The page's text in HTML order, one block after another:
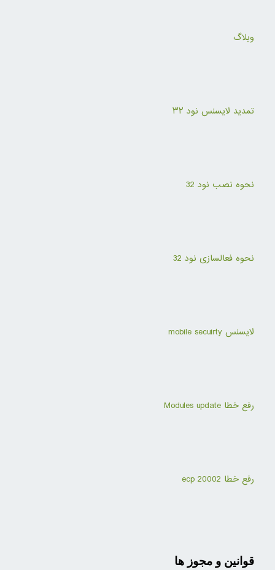
وبلاگ
تمدید لایسنس نود ۳۲
نحوه نصب نود 32
نحوه فعالسازی نود 32
لایسنس mobile secuirty
رفع خطا Modules update
رفع خطا ecp 20002
قوانین و مجوز ها